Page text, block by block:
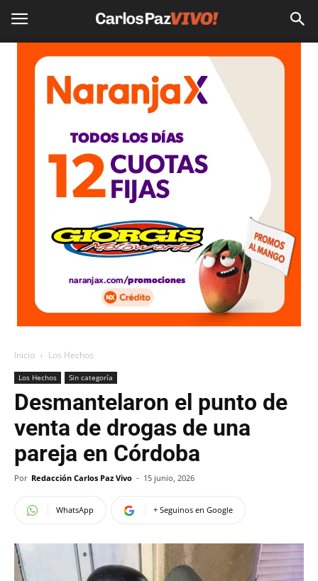
Inicio Los Hechos
Los Hechos Sin categoría
Desmantelaron el punto de
venta de drogas de una
pareja en Córdoba
Por Redacción Carlos Paz Vivo - 15 junio, 2026
WhatsApp + Seguinos en Google